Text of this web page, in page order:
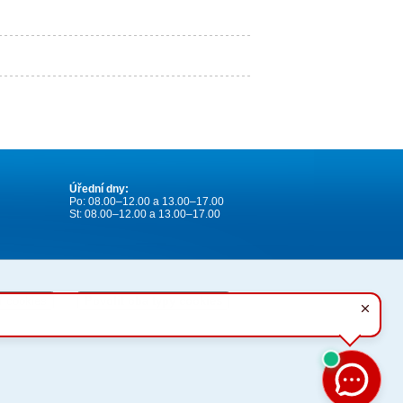
Úřední dny:
Po: 08.00–12.00 a 13.00–17.00
St: 08.00–12.00 a 13.00–17.00